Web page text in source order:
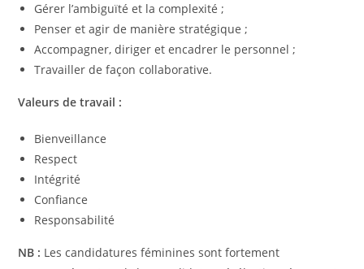
Gérer l’ambiguïté et la complexité ;
Penser et agir de manière stratégique ;
Accompagner, diriger et encadrer le personnel ;
Travailler de façon collaborative.
Valeurs de travail :
Bienveillance
Respect
Intégrité
Confiance
Responsabilité
NB : Les candidatures féminines sont fortement